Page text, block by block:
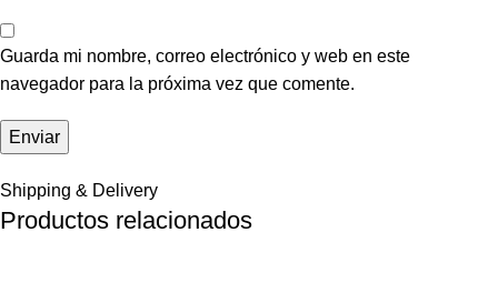
Guarda mi nombre, correo electrónico y web en este
navegador para la próxima vez que comente.
Shipping & Delivery
Productos relacionados